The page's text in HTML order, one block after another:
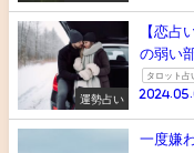
運勢占い
【恋占
の弱い
タロット占
一度嫌